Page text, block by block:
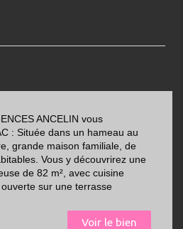
ANCELIN vous
: Située dans un hameau au
grande maison familiale, de
Vous y découvrirez une
de 82 m², avec cuisine
sur une terrasse
Voir le bien